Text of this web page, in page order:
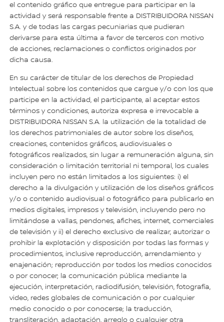
el contenido gráfico que entregue para participar en la
actividad y será responsable frente a DISTRIBUIDORA NISSAN
S.A. y de todas las cargas pecuniarias que pudieran
derivarse para esta última a favor de terceros con motivo
de acciones, reclamaciones o conflictos originados por
dicha causa.
En su carácter de titular de los derechos de Propiedad
Intelectual sobre los contenidos que cargue y/o con los que
participe en la actividad, el participante, al aceptar estos
términos y condiciones, autoriza expresa e irrevocable a
DISTRIBUIDORA NISSAN S.A. la utilización de la totalidad de
los derechos patrimoniales de autor sobre los diseños,
creaciones, contenidos gráficos, audiovisuales o
fotográficos realizados, sin lugar a remuneración alguna, sin
consideración o limitación territorial ni temporal, los cuales
incluyen pero no están limitados a los siguientes: i) el
derecho a la divulgación y utilización de los diseños gráficos
y/o o contenido audiovisual o fotográfico para publicarlo en
medios digitales, impresos y televisión, incluyendo pero no
limitándose a vallas, pendones, afiches, internet, comerciales
de televisión y ii) el derecho exclusivo de realizar, autorizar o
prohibir la explotación y disposición por todas las formas y
procedimientos, inclusive reproducción, arrendamiento y
enajenación; reproducción por todos los medios conocidos
o por conocer; la comunicación pública mediante la
ejecución, interpretación, radiodifusión, televisión, fotografía,
video, redes globales de comunicación o por cualquier
medio conocido o por conocerse; la traducción,
transliteración, adaptación, arreglo o cualquier otra